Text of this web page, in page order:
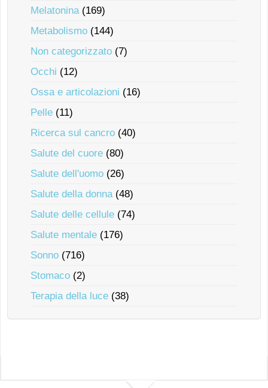
Melatonina(169)
Metabolismo (144)
Non categorizzato (7)
Occhi (12)
Ossa e articolazioni (16)
Pelle (11)
Ricerca sul cancro (40)
Salute del cuore (80)
Salute dell'uomo (26)
Salute della donna(48)
Salute delle cellule (74)
Salute mentale (176)
Sonno (716)
Stomaco (2)
Terapia della luce (38)